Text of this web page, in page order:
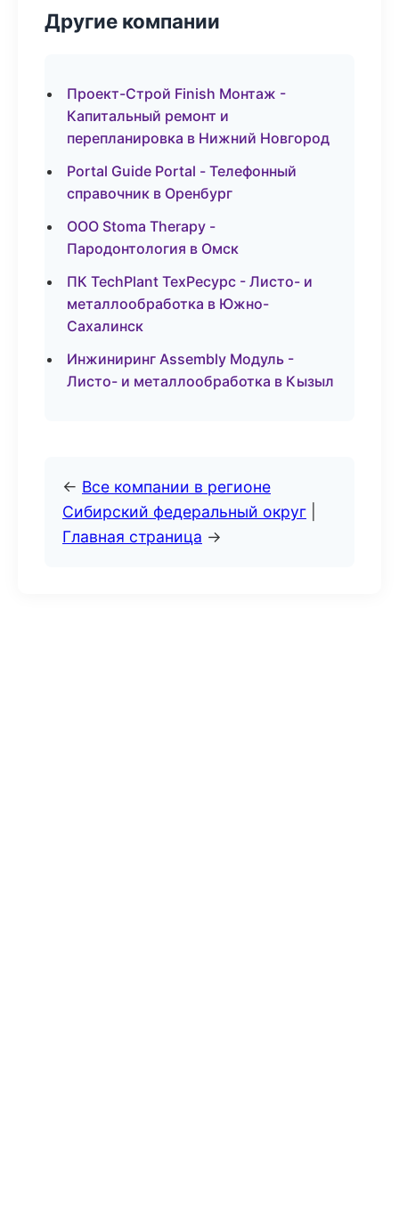
Другие компании
Проект-Строй Finish Монтаж -
Капитальный ремонт и
перепланировка в Нижний Новгород
Portal Guide Portal - Телефонный
справочник в Оренбург
ООО Stoma Therapy -
Пародонтология в Омск
ПК TechPlant ТехРесурс - Листо- и
металлообработка в Южно-
Сахалинск
Инжиниринг Assembly Модуль -
Листо- и металлообработка в Кызыл
← Все компании в регионе
Сибирский федеральный округ
Главная страница →